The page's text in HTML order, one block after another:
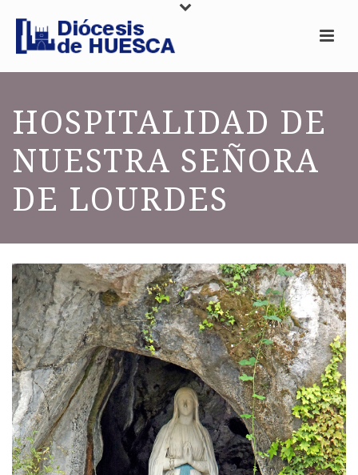
HOSPITALIDAD DE
NUESTRA SEÑORA
DE LOURDES